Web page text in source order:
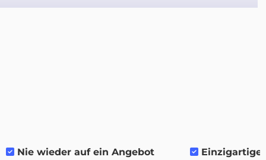
Quicargo
Nie wieder auf ein Angebot